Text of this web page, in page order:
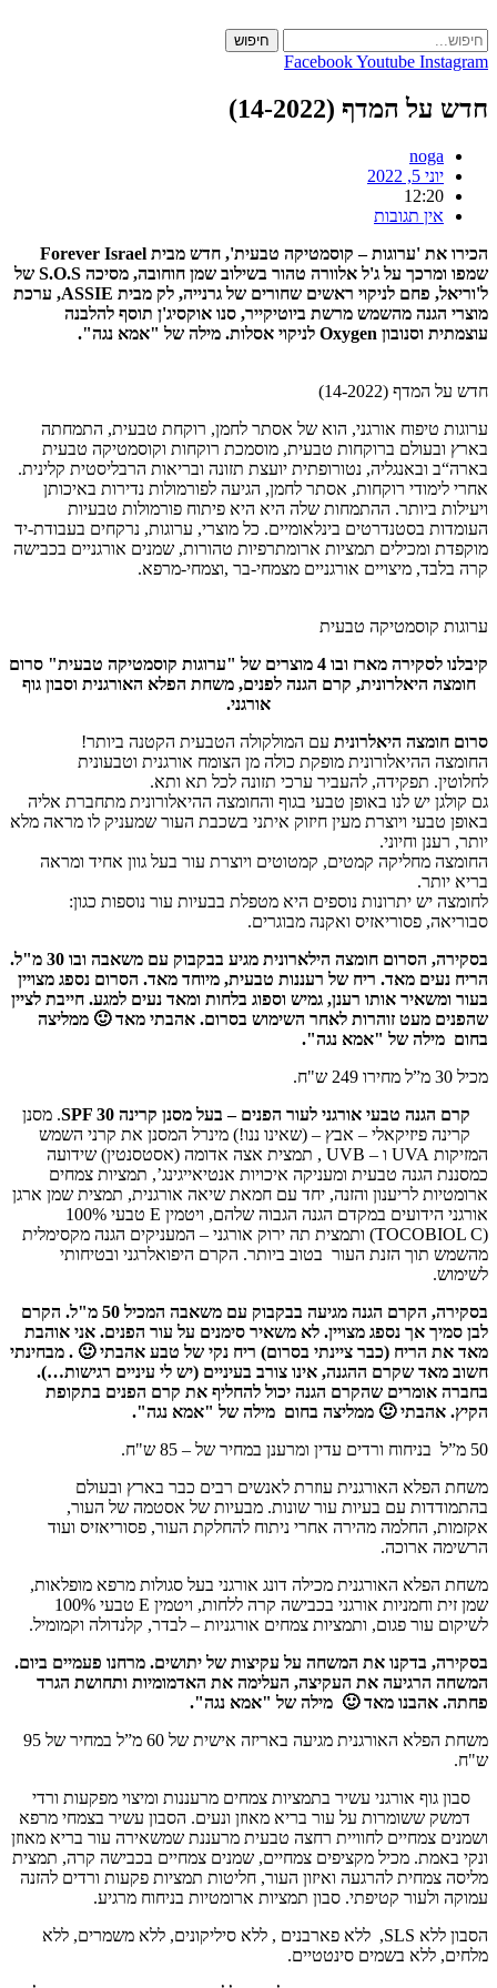
to
content
חיפוש
FacebookYoutube Instagram
חדש על המדף (14-2022)
noga
יוני 5, 2022
12:20
אין תגובות
הכירו את 'ערוגות – קוסמטיקה טבעית', חדש מבית Forever Israel
שמפו ומרכך על ג'ל אלוורה טהור בשילוב שמן חוחובה, מסיכה S.O.S של
ל'וריאל, פחם לניקוי ראשים שחורים של גרנייה, לק מבית ASSIE, ערכת
מוצרי הגנה מהשמש מרשת ביוטיקייר, סנו אוקסיג'ן תוסף להלבנה
עוצמתית וסנובון Oxygen לניקוי אסלות. מילה של "אמא נגה".
חדש על המדף (14-2022)
ערוגות טיפוח אורגני, הוא של אסתר לחמן, רוקחת טבעית, התמחתה
בארץ ובעולם ברוקחות טבעית, מוסמכת רוקחות וקוסמטיקה טבעית
בארה“ב ובאנגליה, נטורופתית יועצת תזונה ובריאות הרבליסטית קלינית.
אחרי לימודי רוקחות, אסתר לחמן, הגיעה לפורמולות נדירות באיכותן
ויעילות ביותר. ההתמחות שלה היא היא פיתוח פורמולות טבעיות
העומדות בסטנדרטים בינלאומיים. כל מוצרי, ערוגות, נרקחים בעבודת-יד
מוקפדת ומכילים תמציות ארומתרפיות טהורות, שמנים אורגניים בכבישה
קרה בלבד, מיצויים אורגניים מצמחי-בר ,וצמחי-מרפא.
ערוגות קוסמטיקה טבעית
קיבלנו לסקירה מארז ובו 4 מוצרים של "ערוגות קוסמטיקה טבעית" סרום
חומצה היאלרונית, קרם הגנה לפנים, משחת הפלא האורגנית וסבון גוף
אורגני.
סרום חומצה היאלרונית עם המולקולה הטבעית הקטנה ביותר!
החומצה ההיאלורונית מופקת כולה מן הצומח אורגנית וטבעונית
לחלוטין. תפקידה, להעביר ערכי תזונה לכל תא ותא.
גם קולגן יש לנו באופן טבעי בגוף והחומצה ההיאלורונית מתחברת אליה
באופן טבעי ויוצרת מעין חיזוק איתני בשכבת העור שמעניק לו מראה מלא
יותר, רענן וחיוני.
החומצה מחליקה קמטים, קמטוטים ויוצרת עור בעל גוון אחיד ומראה
בריא יותר.
לחומצה יש יתרונות נוספים היא מטפלת בבעיות עור נוספות כגון:
סבוריאה, פסוריאזיס ואקנה מבוגרים.
בסקירה, הסרום חומצה הילארונית מגיע בבקבוק עם משאבה ובו 30 מ"ל.
הריח נעים מאד. ריח של רעננות טבעית, מיוחד מאד. הסרום נספג מצויין
בעור ומשאיר אותו רענן, גמיש וספוג בלחות ומאד נעים למגע. חייבת לציין
שהפנים מעט זוהרות לאחר השימוש בסרום. אהבתי מאד 🙂 ממליצה
בחום מילה של "אמא נגה".
מכיל 30 מ”ל מחירו 249 ש"ח.
קרם הגנה טבעי אורגני לעור הפנים – בעל מסנן קרינה SPF 30
. מסנן
קרינה פיזיקאלי – אבץ – (שאינו ננו!) מינרל המסנן את קרני השמש
המזיקות UVA ו – UVB , תמצית אצה אדומה (אסטסנטין) שידועה
כמסננת הגנה טבעית ומעניקה איכויות אנטיאייגינג’, תמציות צמחים
ארומטיות לריענון והזנה, יחד עם חמאת שיאה אורגנית, תמצית שמן ארגן
אורגני הידועים במקדם הגנה הגבוה שלהם, ויטמין E טבעי 100%
(TOCOBIOL C) ותמצית תה ירוק אורגני – המעניקים הגנה מקסימלית
מהשמש תוך הזנת העור בטוב ביותר. הקרם היפואלרגני ובטיחותי
לשימוש.
בסקירה, הקרם הגנה מגיעה בבקבוק עם משאבה המכיל 50 מ"ל. הקרם
לבן סמיך אך נספג מצויין. לא משאיר סימנים על עור הפנים. אני אוהבת
מאד את הריח (כבר ציינתי בסרום) ריח נקי של טבע אהבתי 🙂 . מבחינתי
חשוב מאד שקרם ההגנה, אינו צורב בעיניים (יש לי עיניים רגישות…).
בחברה אומרים שהקרם הגנה יכול להחליף את קרם הפנים בתקופת
הקיץ. אהבתי 🙂 ממליצה בחום מילה של "אמא נגה".
50 מ”ל בניחוח ורדים עדין ומרענן במחיר של – 85 ש"ח.
משחת הפלא האורגנית עוזרת לאנשים רבים כבר בארץ ובעולם
בהתמודדות עם בעיות עור שונות. מבעיות של אסטמה של העור,
אקזמות, החלמה מהירה אחרי ניתוח להחלקת העור, פסוריאזיס ועוד
הרשימה ארוכה.
משחת הפלא האורגנית מכילה דונג אורגני בעל סגולות מרפא מופלאות,
שמן זית וחמניות אורגני בכבישה קרה ללחות, ויטמין E טבעי 100%
לשיקום עור פגום, ותמציות צמחים אורגניות – לבדר, קלנדולה וקמומיל.
בסקירה, בדקנו את המשחה על עקיצות של יתושים. מרחנו פעמיים ביום.
המשחה הרגיעה את העקיצה, העלימה את האדמומיות ותחושת הגרד
פחתה. אהבנו מאד 🙂 מילה של "אמא נגה".
משחת הפלא האורגנית מגיעה באריזה אישית של 60 מ”ל במחיר של 95
ש"ח.
סבון גוף אורגני עשיר בתמציות צמחים מרעננות ומיצוי מפקעות ורדי
דמשק ששומרות על עור בריא מאוזן ונעים. הסבון עשיר בצמחי מרפא
ושמנים צמחיים לחוויית רחצה טבעית מרעננת שמשאירה עור בריא מאוזן
ונקי באמת. מכיל מקציפים צמחיים, שמנים צמחיים בכבישה קרה, תמצית
מליסה צמחית להרגעה ואיזון העור, חליטות תמציות פקעות ורדים להזנה
עמוקה ולעור קטיפתי. סבון תמציות ארומטיות בניחוח מרגיע.
הסבון ללא SLS, ללא פארבנים , ללא סיליקונים, ללא משמרים, ללא
מלחים, ללא בשמים סינטטיים.